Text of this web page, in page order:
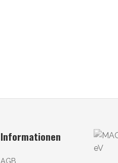
Informationen
AGB